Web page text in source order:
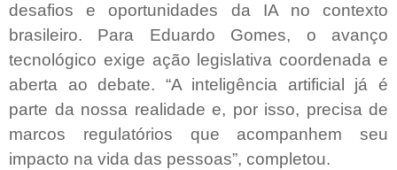
desafios e oportunidades da IA no contexto
brasileiro. Para Eduardo Gomes, o avanço
tecnológico exige ação legislativa coordenada e
aberta ao debate. “A inteligência artificial já é
parte da nossa realidade e, por isso, precisa de
marcos regulatórios que acompanhem seu
impacto na vida das pessoas”, completou.